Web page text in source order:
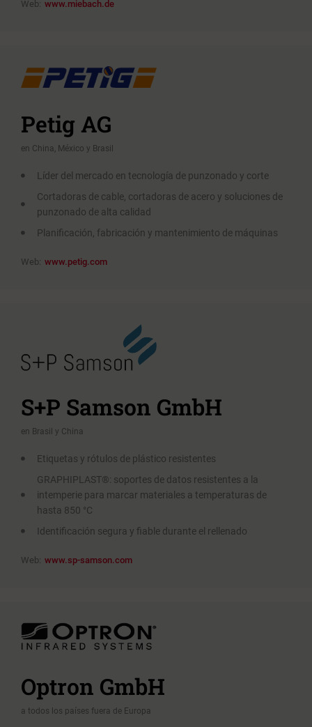
Web: www.miebach.de
Petig AG
en China, México y Brasil
Líder del mercado en tecnología de punzonado y corte
Cortadoras de cable, cortadoras de acero y soluciones de
punzonado de alta calidad
Planificación, fabricación y mantenimiento de máquinas
Web: www.petig.com
S+P Samson GmbH
en Brasil y China
Etiquetas y rótulos de plástico resistentes
GRAPHIPLAST®: soportes de datos resistentes a la
intemperie para marcar materiales a temperaturas de
hasta 850 °C
Identificación segura y fiable durante el rellenado
Web: www.sp-samson.com
Optron GmbH
a todos los países fuera de Europa